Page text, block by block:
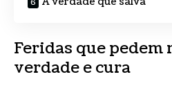
Feridas que pedem
verdade e cura